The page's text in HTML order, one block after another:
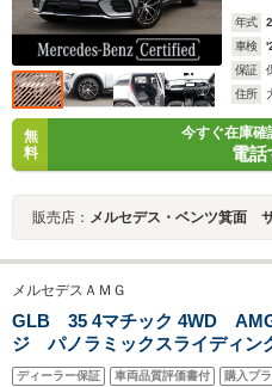
年式
車検
保証
住所
無
料
今すぐ在庫確
電話
販売店： メルセデス・ベンツ箕面
メルセデスＡＭＧ
GLB 35 4マチック 4WD
ジ パノラミックスライディン
ントライト MBUX レーダー
ディーラー保証 車両品質評価書付 購入プ